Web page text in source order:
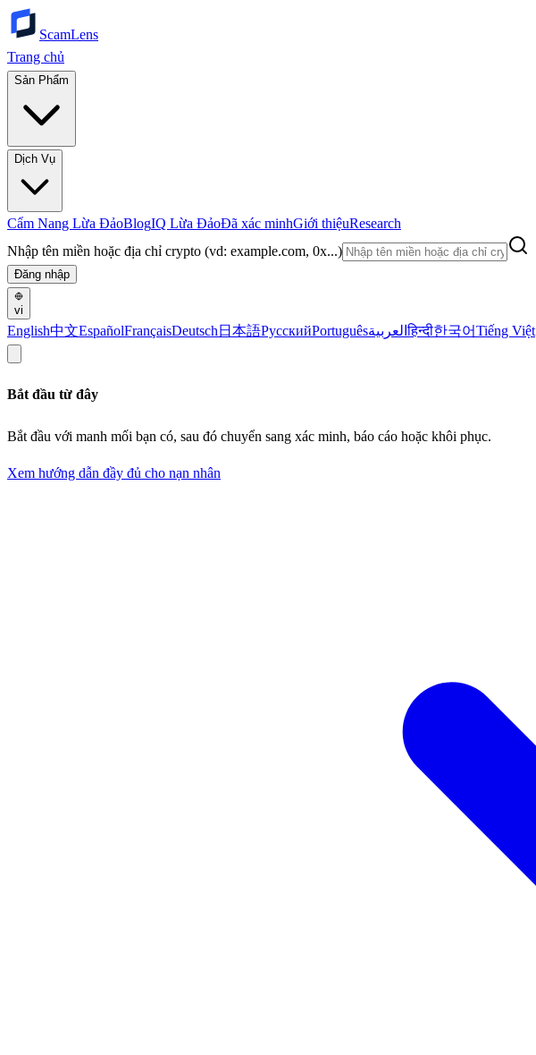
ScamLens
Trang chủ
Sản Phẩm
Dịch Vụ
Cẩm Nang Lừa ĐảoBlogIQ Lừa ĐảoĐã xác minhGiới thiệuResearch
Nhập tên miền hoặc địa chỉ crypto (vd: example.com, 0x...)
Đăng nhập
vi
English中文EspañolFrançaisDeutsch 日本語РусскийPortuguêsالعربيةहिन्दी한국어Tiếng Việt
Bắt đầu từ đây
Bắt đầu với manh mối bạn có, sau đó chuyển sang xác minh, báo cáo hoặc khôi phục.
Xem hướng dẫn đầy đủ cho nạn nhân